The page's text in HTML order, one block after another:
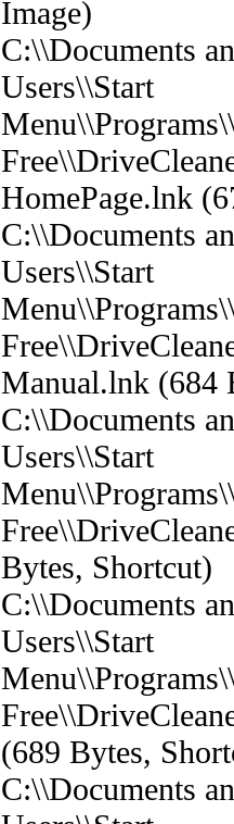
Image)
C:\\Documents
Users\\Start
HomePage.lnk
C:\\Documents
Users\\Start
Manual.lnk (684
C:\\Documents
Users\\Start
Bytes, Shortcut)
C:\\Documents
Users\\Start
(689 Bytes,
C:\\Documents